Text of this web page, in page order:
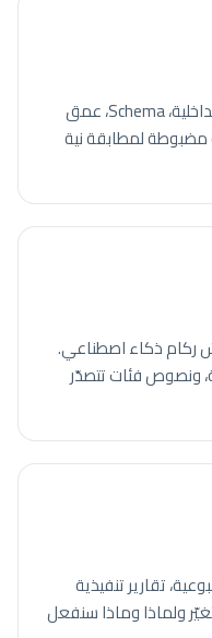
وسوم العناوين، الترويسات، الروابط الداخلية، Schema، عمق
مضبوطة لمطابقة نية
ركام ذكاء اصطناعي.
ونصوص فئات تتصدّر
تقارير تنفيذية
ولماذا وماذا سنفعل